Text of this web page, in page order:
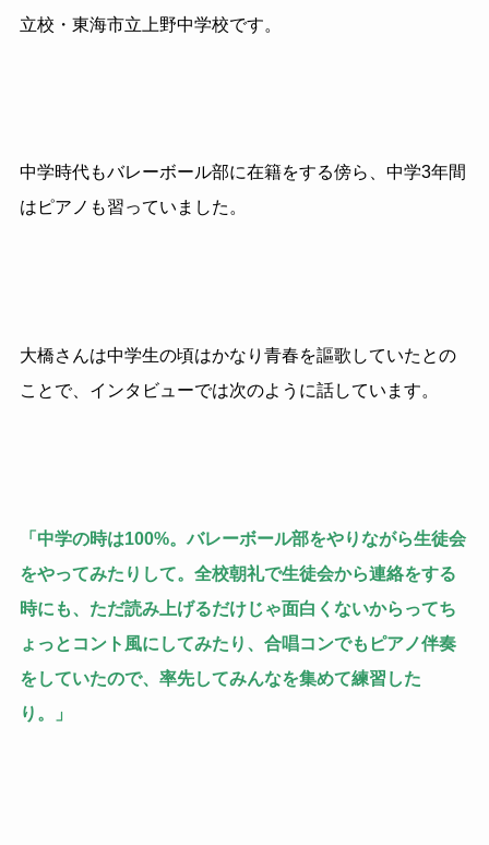
立校・東海市立上野中学校です。
中学時代もバレーボール部に在籍をする傍ら、中学3年間
はピアノも習っていました。
大橋さんは中学生の頃はかなり青春を謳歌していたとの
ことで、インタビューでは次のように話しています。
「中学の時は100%。バレーボール部をやりながら生徒会
をやってみたりして。全校朝礼で生徒会から連絡をする
時にも、ただ読み上げるだけじゃ面白くないからってち
ょっとコント風にしてみたり、合唱コンでもピアノ伴奏
をしていたので、率先してみんなを集めて練習した
り。」